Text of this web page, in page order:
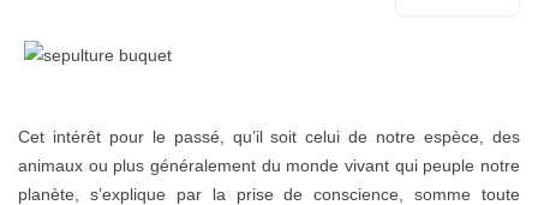
Cet intérêt pour le passé, qu’il soit celui de notre espèce, des
animaux ou plus généralement du monde vivant qui peuple notre
planète, s’explique par la prise de conscience, somme toute